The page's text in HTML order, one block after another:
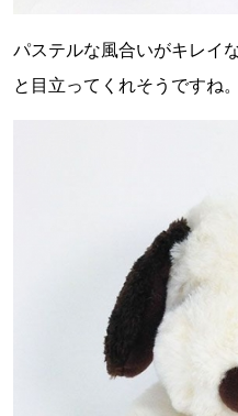
パステルな風合いがキレイ
と目立ってくれそうですね。